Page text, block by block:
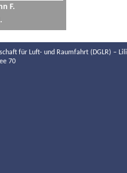
F.
für Luft- und Raumfahrt (DGLR) –
70